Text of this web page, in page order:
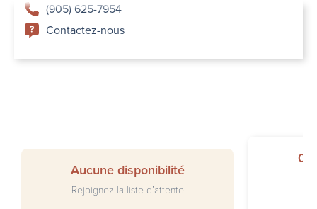
(905) 625-7954
Contactez-nous
Aucune disponibilité
Rejoignez la liste d’attente
01